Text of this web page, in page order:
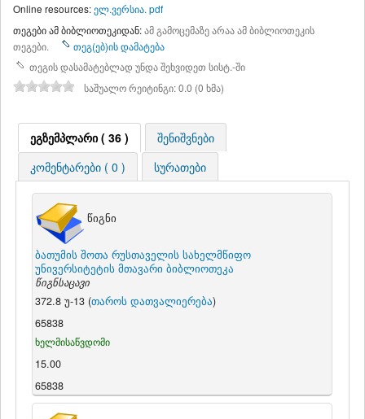
Online resources: ელ.ვერსია. pdf
თეგები ამ ბიბლიოთეკიდან:ამ გამოცემაზე არაა ამ ბიბლიოთეკის
თეგები.
თეგ(ებ)ის დამატება
თეგის დასამატებლად უნდა შეხვიდეთ სისტ.-ში
საშუალო რეიტინგი: 0.0 (0 ხმა)
ეგზემპლარი ( 36 )
შენიშვნები
კომენტარები ( 0 )
სურათები
წიგნი
ბათუმის შოთა რუსთაველის სახელმწიფო
უნივერსიტეტის მთავარი ბიბლიოთეკა
წიგნსაცავი
372.8 უ-13 (თაროს დათვალიერება)
65838
ხელმისაწვდომი
15.00
65838